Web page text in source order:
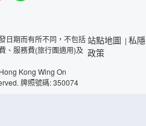
日期而有所不同，不包括
、服務費(旅行團適用)及
Kong Wing On
牌照號碼: 350074
站點地圖 | 私隱
政策